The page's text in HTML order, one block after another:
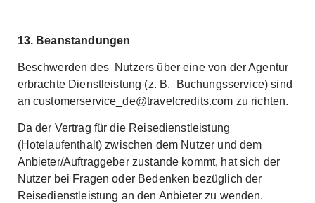
13. Beanstandungen
Beschwerden des Nutzers über eine von der Agentur
erbrachte Dienstleistung (z. B. Buchungsservice) sind
an customerservice_de@travelcredits.com zu richten.
Da der Vertrag für die Reisedienstleistung
(Hotelaufenthalt) zwischen dem Nutzer und dem
Anbieter/Auftraggeber zustande kommt, hat sich der
Nutzer bei Fragen oder Bedenken bezüglich der
Reisedienstleistung an den Anbieter zu wenden.